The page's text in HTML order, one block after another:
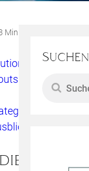
Minuten
UKI-
Suchen